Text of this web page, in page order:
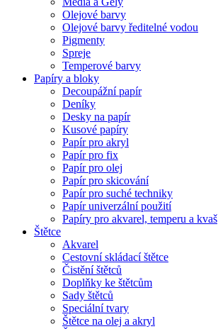
Olejové barvy
Olejové barvy ředitelné vodou
Pigmenty
Spreje
Temperové barvy
Papíry a bloky
Decoupážní papír
Deníky
Desky na papír
Kusové papíry
Papír pro akryl
Papír pro fix
Papír pro olej
Papír pro skicování
Papír pro suché techniky
Papír univerzální použití
Papíry pro akvarel, temperu a kvaš
Štětce
Akvarel
Cestovní skládací štětce
Čistění štětců
Doplňky ke štětcům
Sady štětců
Speciální tvary
Štětce na olej a akryl